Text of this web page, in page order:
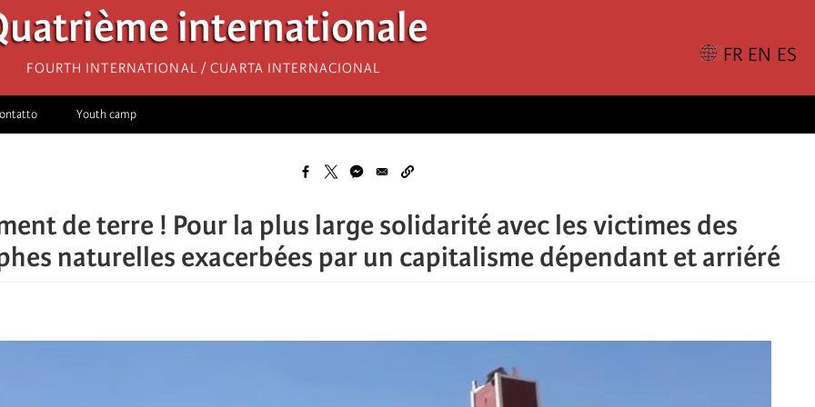
internationale
Fourth International / Cuarta Internacional
Youth camp
de terre ! Pour la plus large solidarité avec les victimes des
naturelles exacerbées par un capitalisme dépendant et arriéré